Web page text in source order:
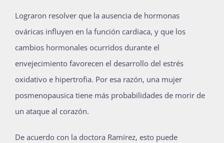
Lograron resolver que la ausencia de hormonas
ováricas influyen en la función cardiaca, y que los
cambios hormonales ocurridos durante el
envejecimiento favorecen el desarrollo del estrés
oxidativo e hipertrofia. Por esa razón, una mujer
posmenopausica tiene más probabilidades de morir de
un ataque al corazón.
De acuerdo con la doctora Ramírez, esto puede